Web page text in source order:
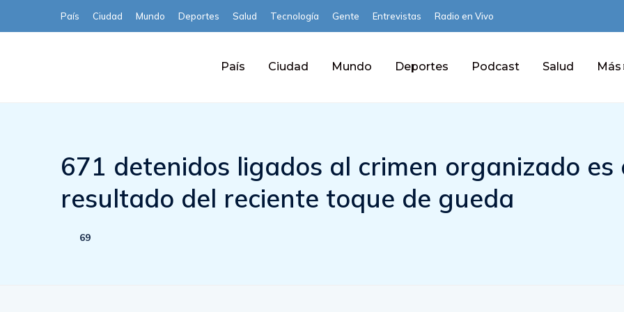
País Ciudad Mundo Deportes Salud Tecnología Gente Entrevistas Radio en Vivo
País Ciudad Mundo Deportes Podcast Salud Más
671 detenidos ligados al crimen organizado es
resultado del reciente toque de gueda
69